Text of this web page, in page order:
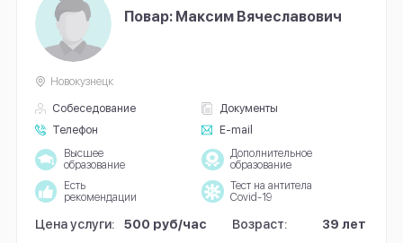
Повар: Максим Вячеславович
Собеседование
Документы
Телефон
E-mail
Новокузнецк
Высшее
образование
Дополнительное
образование
Есть
рекомендации
Тест на антитела
Covid-19
Цена услуги: 500 руб/час Возраст: 39 лет